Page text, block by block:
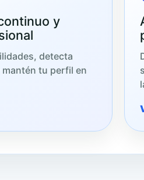
y
detecta
mantén tu perfil en